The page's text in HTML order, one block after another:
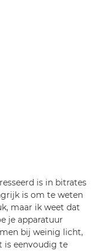
is in bitrates
is om te weten
maar ik weet dat
je apparatuur
bij weinig licht,
is eenvoudig te